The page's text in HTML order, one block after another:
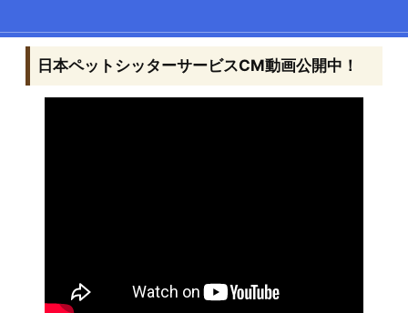
日本ペットシッターサービスCM動画公開中！